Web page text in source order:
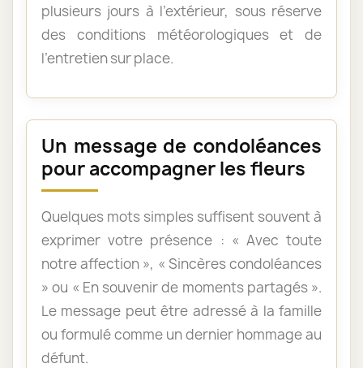
plusieurs jours à l’extérieur, sous réserve
des conditions météorologiques et de
l’entretien sur place.
Un message de condoléances
pour accompagner les fleurs
Quelques mots simples suffisent souvent à
exprimer votre présence : « Avec toute
notre affection », « Sincères condoléances
» ou « En souvenir de moments partagés ».
Le message peut être adressé à la famille
ou formulé comme un dernier hommage au
défunt.